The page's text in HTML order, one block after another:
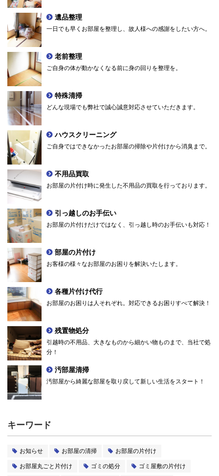
遺品整理
一日でも早くお部屋を整理し、故人様への感謝をしたい方へ。
老前整理
ご自身の体が動かなくなる前に身の回りを整理を。
特殊清掃
どんな現場でも弊社で誠心誠意対応させていただきます。
ハウスクリーニング
ご自身ではできなかったお部屋の掃除や片付けから消臭まで。
不用品買取
お部屋の片付け時に発生した不用品の買取を行っております。
引っ越しのお手伝い
お部屋の片付けだけではなく、引っ越し時のお手伝いも対応！
部屋の片付け
お客様の様々なお部屋のお困りを解決いたします。
各種片付け代行
お部屋のお困りは人それぞれ。対応できるお困りすべて解決！
残置物処分
引越時の不用品、大きなものから細かい物ものまで、当社で処
分！
汚部屋清掃
汚部屋から綺麗な部屋を取り戻して新しい生活をスタート！
キーワード
お知らせ お部屋の清掃
お部屋の片付け
お部屋丸ごと片付け
ゴミの処分
ゴミ屋敷の片付け